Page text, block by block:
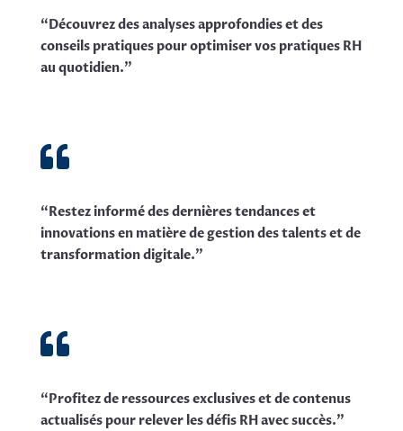
“Découvrez des analyses approfondies et des
conseils pratiques pour optimiser vos pratiques RH
au quotidien.”

“Restez informé des dernières tendances et
innovations en matière de gestion des talents et de
transformation digitale.”

“Profitez de ressources exclusives et de contenus
actualisés pour relever les défis RH avec succès.”